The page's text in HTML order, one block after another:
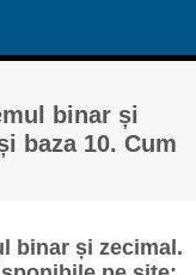
binar și
baza 10. Cum
binar și zecimal.